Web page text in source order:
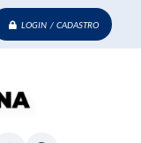
LOGIN / CADASTRO